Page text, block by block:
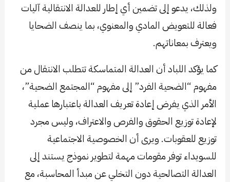
ولذلك، يدعو إلى تضمين أي إطار للعدالة الانتقالية آليات
فعالة للتعويض المادي والمعنوي، بما ينصف الضحايا
ويعترف بمعاناتهم.
كما يؤكد اللباد أن العدالة المتماسكة تتطلب الانتقال من
مفهوم “الضحية الفرد” إلى مفهوم “المجتمع الضحية”،
الأمر الذي يفرض إعادة تعريف العدالة باعتبارها عملية
لإعادة توزيع الحقوق والفرص والاعتراف، وليس مجرد
توزيع للعقوبات. ويرى أن الخصوصية الاجتماعية
للسويداء توفر مقومات مهمة لتطوير نموذج يستند إلى
العدالة التصالحية دون التخلي عن مبدأ المحاسبة، مع